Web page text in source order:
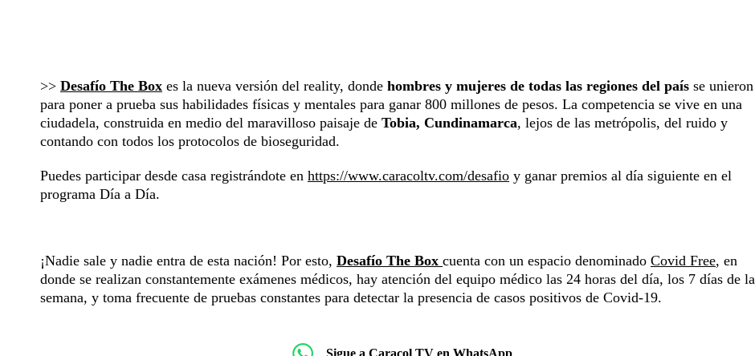
>> Desafío The Box es la nueva versión del reality, donde hombres y mujeres de todas las regiones del país se unieron
para poner a prueba sus habilidades físicas y mentales para ganar 800 millones de pesos. La competencia se vive en una
ciudadela, construida en medio del maravilloso paisaje de Tobia, Cundinamarca, lejos de las metrópolis, del ruido y
contando con todos los protocolos de bioseguridad.
Puedes participar desde casa registrándote en https://www.caracoltv.com/desafio y ganar premios al día siguiente en el
programa Día a Día.
¡Nadie sale y nadie entra de esta nación! Por esto, Desafío The Box cuenta con un espacio denominado Covid Free, en
donde se realizan constantemente exámenes médicos, hay atención del equipo médico las 24 horas del día, los 7 días de la
semana, y toma frecuente de pruebas constantes para detectar la presencia de casos positivos de Covid-19.
Sigue a Caracol TV en WhatsApp